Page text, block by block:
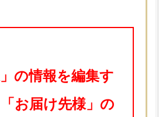
」の情報を編集す
お届け先様」の